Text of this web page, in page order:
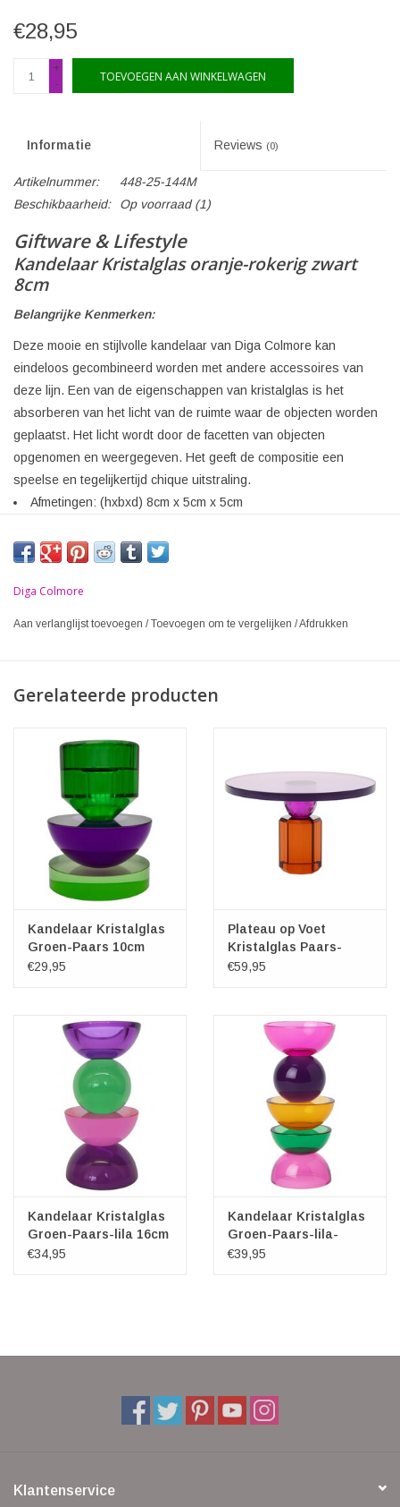
€28,95
+
-
TOEVOEGEN AAN WINKELWAGEN
Informatie Reviews (0)
Artikelnummer:
448-25-144M
Beschikbaarheid:
Op voorraad(1)
Giftware & Lifestyle
Kandelaar Kristalglas oranje-rokerig zwart
8cm
Belangrijke Kenmerken:
Deze mooie en stijlvolle kandelaar van Diga Colmore kan
eindeloos gecombineerd worden met andere accessoires van
deze lijn. Een van de eigenschappen van kristalglas is het
absorberen van het licht van de ruimte waar de objecten worden
geplaatst. Het licht wordt door de facetten van objecten
opgenomen en weergegeven. Het geeft de compositie een
speelse en tegelijkertijd chique uitstraling.
Afmetingen: (hxbxd) 8cm x 5cm x 5cm
Diga Colmore
Aan verlanglijst toevoegen /Toevoegen om te vergelijken /Afdrukken
Gerelateerde producten
Kandelaar Kristalglas
Groen-Paars 10cm
€29,95
Plateau op Voet
Kristalglas Paars-
Oranje
€59,95
Kandelaar Kristalglas
Groen-Paars-lila 16cm
€34,95
Kandelaar Kristalglas
Groen-Paars-lila-
oranje 20cm
€39,95
Klantenservice